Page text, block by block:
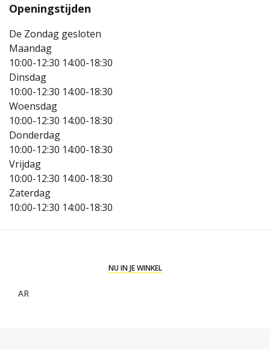
Openingstijden
De Zondag gesloten
Maandag
10:00-12:30 14:00-18:30
Dinsdag
10:00-12:30 14:00-18:30
Woensdag
10:00-12:30 14:00-18:30
Donderdag
10:00-12:30 14:00-18:30
Vrijdag
10:00-12:30 14:00-18:30
Zaterdag
10:00-12:30 14:00-18:30
NU IN JE WINKEL
AR